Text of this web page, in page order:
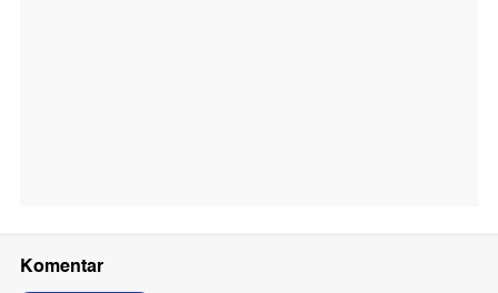
Komentar